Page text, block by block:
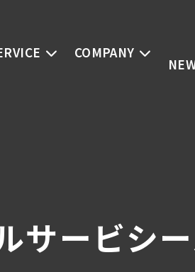
COMPANY
サービシ